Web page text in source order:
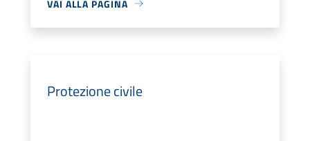
VAI ALLA PAGINA
Protezione civile